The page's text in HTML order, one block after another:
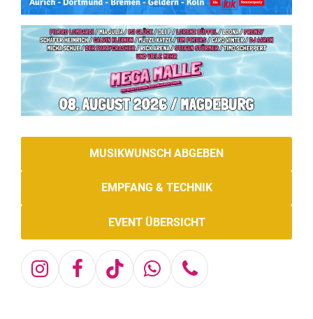
MUSIKWUNSCH ABGEBEN
EMPFANG & TECHNIK
EVENT ÜBERSICHT
Instagram
Facebook
TiktokWhatsapp
Telefon